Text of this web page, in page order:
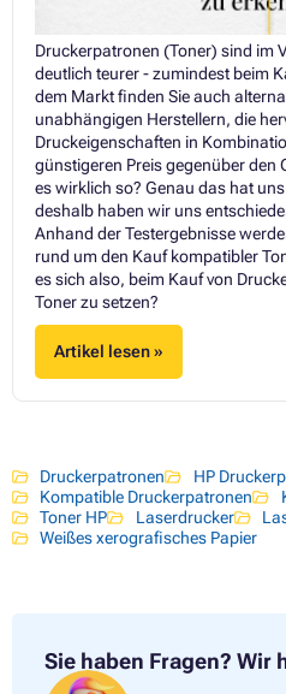
Druckerpatronen (Toner) sind im
deutlich teurer - zumindest beim
dem Markt finden Sie auch
unabhängigen Herstellern, die
Druckeigenschaften in
günstigeren Preis gegenüber den
es wirklich so? Genau das hat
deshalb haben wir uns
Anhand der Testergebnisse
rund um den Kauf kompatibler
es sich also, beim Kauf von
Toner zu setzen?
Artikel lesen »
Druckerpatronen
HP
Kompatible Druckerpatronen
Toner HP
Laserdrucker
Weißes xerografisches Papier
Sie haben Fragen? Wir